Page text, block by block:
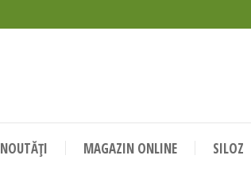
NOUTĂȚI MAGAZIN ONLINE SILOZ